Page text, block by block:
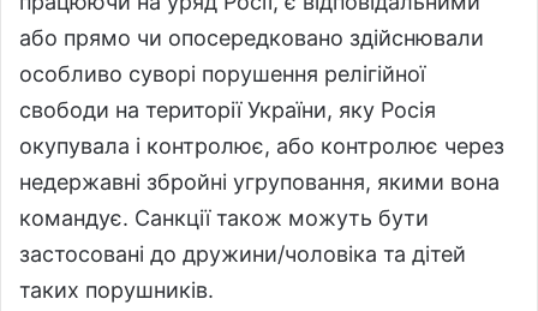
або прямо чи опосередковано здійснювали
особливо суворі порушення релігійної
свободи на території України, яку Росія
окупувала і контролює, або контролює через
недержавні збройні угруповання, якими вона
командує. Санкції також можуть бути
застосовані до дружини/чоловіка та дітей
таких порушників.